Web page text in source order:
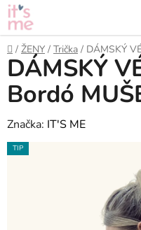
Přejít
na
obsah
Domů
/ ŽENY / Trička / DÁMSKÝ
DÁMSKÝ
Bordó
Značka: IT'S ME
TIP